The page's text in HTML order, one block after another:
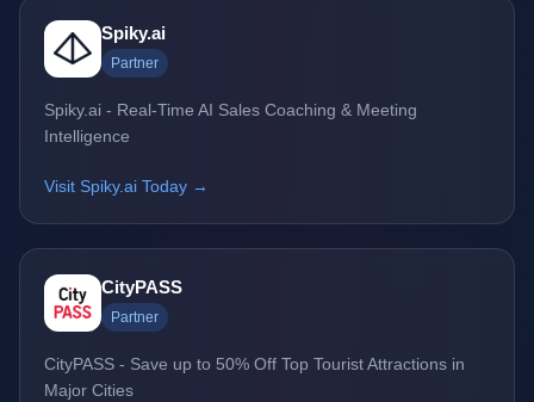
Spiky.ai
Partner
Spiky.ai - Real-Time AI Sales Coaching & Meeting
Intelligence
Visit Spiky.ai Today →
CityPASS
Partner
CityPASS - Save up to 50% Off Top Tourist Attractions in
Major Cities